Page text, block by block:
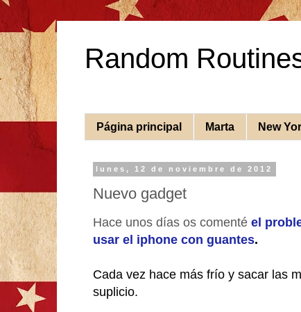
Random
Página principal Marta New
lunes, 12 de noviembre de 2012
Nuevo gadget
Hace unos días os comenté el
usar el iphone con guantes.
Cada vez hace más frío y sacar las
suplicio.